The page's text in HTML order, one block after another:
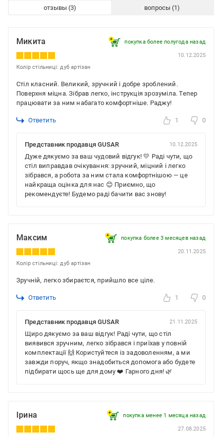
отзывы вопросы
Микита покупка более полугода назад
10.12.2025
Колір стільниці: дуб артізан
Стіл класний. Великий, зручний і добре зроблений.
Поверхня міцна. Зібрав легко, інструкція зрозуміла. Тепер
працювати за ним набагато комфортніше. Раджу!
Ответить 1 0
Представник продавця GUSAR 10.12.2025
Дуже дякуємо за ваш чудовий відгук! 💛 Раді чути, що
стіл виправдав очікування: зручний, міцний і легко
зібрався, а робота за ним стала комфортнішою — це
найкраща оцінка для нас 😊 Приємно, що
рекомендуєте! Будемо раді бачити вас знову!
Максим покупка более 3 месяцев назад
20.11.2025
Колір стільниці: дуб артізан
Зручній, легко збираєтся, прийшло все ціле.
Ответить 1 0
Представник продавця GUSAR 21.11.2025
Щиро дякуємо за ваш відгук! Раді чути, що стіл
виявився зручним, легко зібрався і приїхав у повній
комплектації 🙌 Користуйтеся із задоволенням, а ми
завжди поруч, якщо знадобиться допомога або будете
підбирати щось ще для дому ❤️ Гарного дня! 🌿
Ірина покупка менее 1 месяца назад
27.08.2025